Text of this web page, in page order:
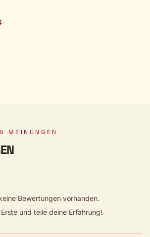
MEINUNGEN
Bewertungen vorhanden.
und teile deine Erfahrung!